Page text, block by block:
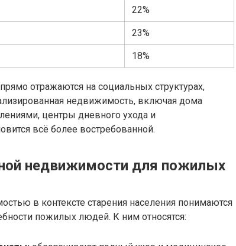
22%
23%
18%
отражаются на социальных структурах,
недвижимость, включая дома
центры дневного ухода и
всё более востребованной.
недвижимости для пожилых
в контексте старения населения понимаются
пожилых людей. К ним относятся: